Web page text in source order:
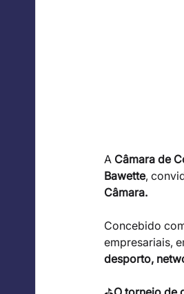
A Câmara de
Bawette,
Câmara.
Concebido
empresariais,
desporto,